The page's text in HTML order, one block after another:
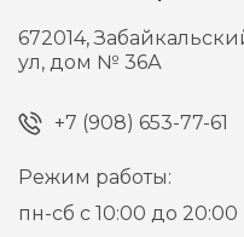
672014,
ул, дом № 36А
+7 (908) 653-77-61
Режим работы:
пн-сб с 10:00 до 20:00